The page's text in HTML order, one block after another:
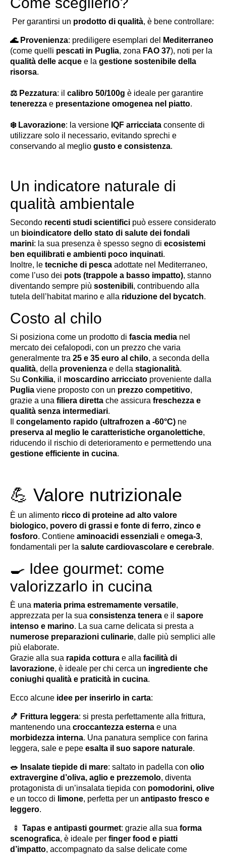
Per garantirsi un prodotto di qualità, è bene controllare:
🌊 Provenienza: prediligere esemplari del
Mediterraneo
(come quelli pescati in Puglia, zona FAO 37), noti per la
qualità delle acque e la gestione sostenibile della
risorsa.
⚖️ Pezzatura: il calibro 50/100g è ideale per garantire
tenerezza e presentazione omogenea nel piatto.
❄️ Lavorazione: la versione IQF arricciata consente di
utilizzare solo il necessario, evitando sprechi e
conservando al meglio gusto e consistenza.
Un indicatore naturale di
qualità ambientale
Secondo recenti studi scientifici può essere considerato
un bioindicatore dello stato di salute dei fondali
marini: la sua presenza è spesso segno di ecosistemi
ben equilibrati e ambienti poco inquinati.
Inoltre, le tecniche di pesca adottate nel Mediterraneo,
come l’uso dei pots (trappole a basso impatto), stanno
diventando sempre più sostenibili, contribuendo alla
tutela dell’habitat marino e alla riduzione del bycatch.
Costo al chilo
Si posiziona come un prodotto di fascia media nel
mercato dei cefalopodi, con un prezzo che varia
generalmente tra 25 e 35 euro al chilo, a seconda della
qualità, della provenienza e della stagionalità.
Su Conkilia, il moscardino arricciato proveniente dalla
Puglia viene proposto con un prezzo competitivo,
grazie a una filiera diretta che assicura freschezza e
qualità senza intermediari.
congelamento rapido (ultrafrozen a -60°C) ne
preserva al meglio le caratteristiche organolettiche,
riducendo il rischio di deterioramento e permettendo una
gestione efficiente in cucina.
💪 Valore nutrizionale
È un alimento ricco di proteine ad alto valore
biologico, povero di grassi e fonte di ferro, zinco e
fosforo. Contiene aminoacidi essenziali e omega-3,
fondamentali per la salute cardiovascolare e cerebrale.
🍳 Idee gourmet: come
valorizzarlo in cucina
È una materia prima estremamente versatile,
apprezzata per la sua consistenza tenera e il sapore
intenso e marino. La sua carne delicata si presta a
numerose preparazioni culinarie, dalle più semplici alle
più elaborate.
Grazie alla sua rapida cottura e alla facilità di
lavorazione, è ideale per chi cerca un ingrediente che
coniughi qualità e praticità in cucina.
Ecco alcune idee per inserirlo in carta:
🍤 Frittura leggera: si presta perfettamente alla frittura,
mantenendo una croccantezza esterna e una
morbidezza interna. Una panatura semplice con farina
leggera, sale e pepe esalta il suo sapore naturale.
🥗 Insalate tiepide di mare: saltato in padella con olio
extravergine d’oliva, aglio e prezzemolo, diventa
protagonista di un’insalata tiepida con pomodorini, olive
e un tocco di limone, perfetta per un antipasto fresco e
leggero.
🍢 Tapas e antipasti gourmet: grazie alla sua forma
scenografica, è ideale per finger food e piatti
d’impatto, accompagnato da salse delicate come